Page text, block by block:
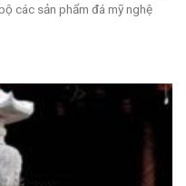
các sản phẩm đá mỹ nghệ